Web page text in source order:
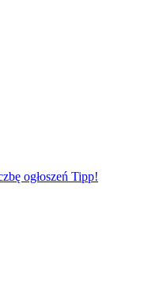
ogłoszeń Tipp!